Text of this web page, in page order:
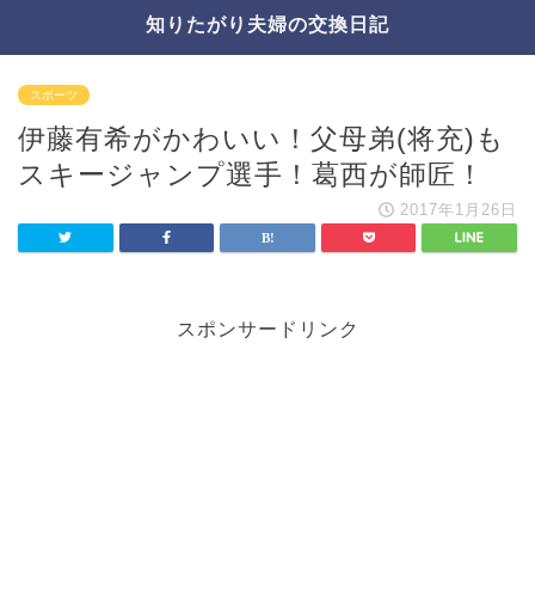
知りたがり夫婦の交換日記
スポーツ
伊藤有希がかわいい！父母弟(将充)も
スキージャンプ選手！葛西が師匠！
2017年1月26日
スポンサードリンク